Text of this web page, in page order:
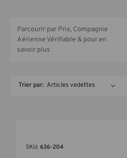
Parcourir par Prix, Compagnie
Aérienne Vérifiable & pour en
savoir plus
Trier par:
SKU: 636-204